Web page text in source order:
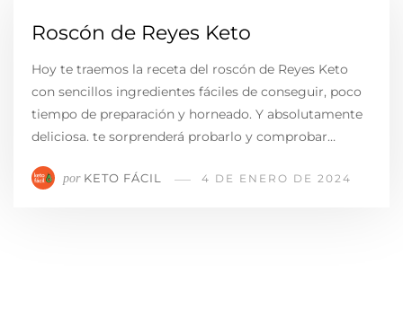
Roscón de Reyes Keto
Hoy te traemos la receta del roscón de Reyes Keto
con sencillos ingredientes fáciles de conseguir, poco
tiempo de preparación y horneado. Y absolutamente
deliciosa. te sorprenderá probarlo y comprobar…
por KETO FÁCIL 4 DE ENERO DE 2024